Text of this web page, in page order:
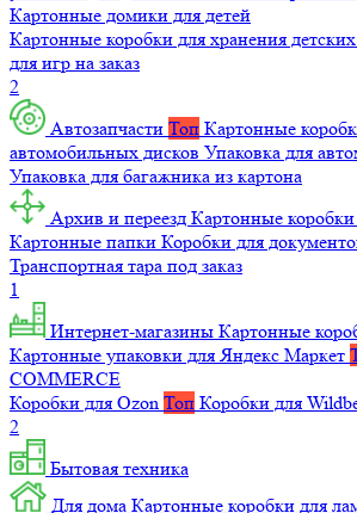
Картонные домики для детей
Картонные коробки для хранения
для игр на заказ
2
Автозапчасти Топ Картонные
автомобильных дисков Упаковка для
Упаковка для багажника из картона
Архив и переезд Картонные коробки
Картонные папки Коробки для
Транспортная тара под заказ
1
Интернет-магазины Картонные
Картонные упаковки для Яндекс Маркет
COMMERCE
Коробки для Ozon Топ Коробки для
2
Бытовая техника
Для дома Картонные коробки для